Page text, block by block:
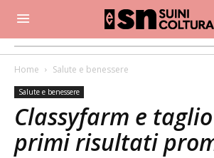
Home Salute e benessere
Salute e benessere
Classyfarm e
primi risultati